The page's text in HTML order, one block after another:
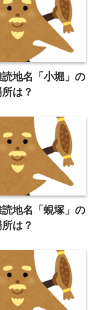
地名「小堀」の
は？
地名「蜆塚」の
は？